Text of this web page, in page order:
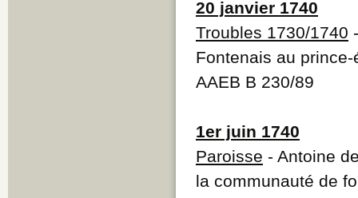
20 janvier 1740
Troubles 1730/1740
Fontenais au
AAEB B 230/89
1er juin 1740
Paroisse - Antoine
la communauté de